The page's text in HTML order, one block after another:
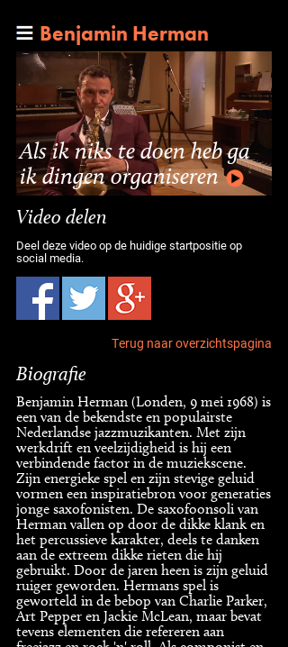
Benjamin Herman
Als ik niks te doen heb ga
ik dingen organiseren
Video delen
Deel deze video op de huidige startpositie op
social media.
Terug naar overzichtspagina
Biografie
Benjamin Herman (Londen, 9 mei 1968) is
een van de bekendste en populairste
Nederlandse jazzmuzikanten. Met zijn
werkdrift en veelzijdigheid is hij een
verbindende factor in de muziekscene.
Zijn energieke spel en zijn stevige geluid
vormen een inspiratiebron voor generaties
jonge saxofonisten. De saxofoonsoli van
Herman vallen op door de dikke klank en
het percussieve karakter, deels te danken
aan de extreem dikke rieten die hij
gebruikt. Door de jaren heen is zijn geluid
ruiger geworden. Hermans spel is
geworteld in de bebop van Charlie Parker,
Art Pepper en Jackie McLean, maar bevat
tevens elementen die refereren aan